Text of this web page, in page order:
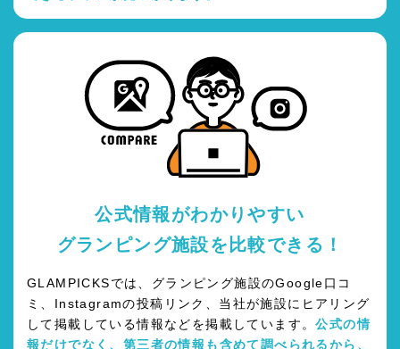
公式情報がわかりやすい
グランピング施設を比較できる！
GLAMPICKSでは、グランピング施設のGoogle口コ
ミ、Instagramの投稿リンク、当社が施設にヒアリング
して掲載している情報などを掲載しています。公式の情
報だけでなく、第三者の情報も含めて調べられるから、